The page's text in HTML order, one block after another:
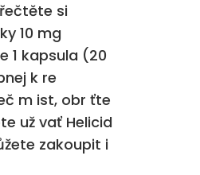
si
10 mg
1 kapsula (20
k re
m ist, obr ťte
už vať Helicid
zakoupit i